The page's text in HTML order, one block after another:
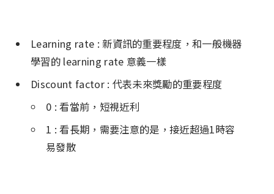
Learning rate : 新資訊的重要程度，和一般機器
學習的 learning rate 意義一樣
Discount factor : 代表未來獎勵的重要程度
0 : 看當前，短視近利
1 : 看長期，需要注意的是，接近超過1時容
易發散